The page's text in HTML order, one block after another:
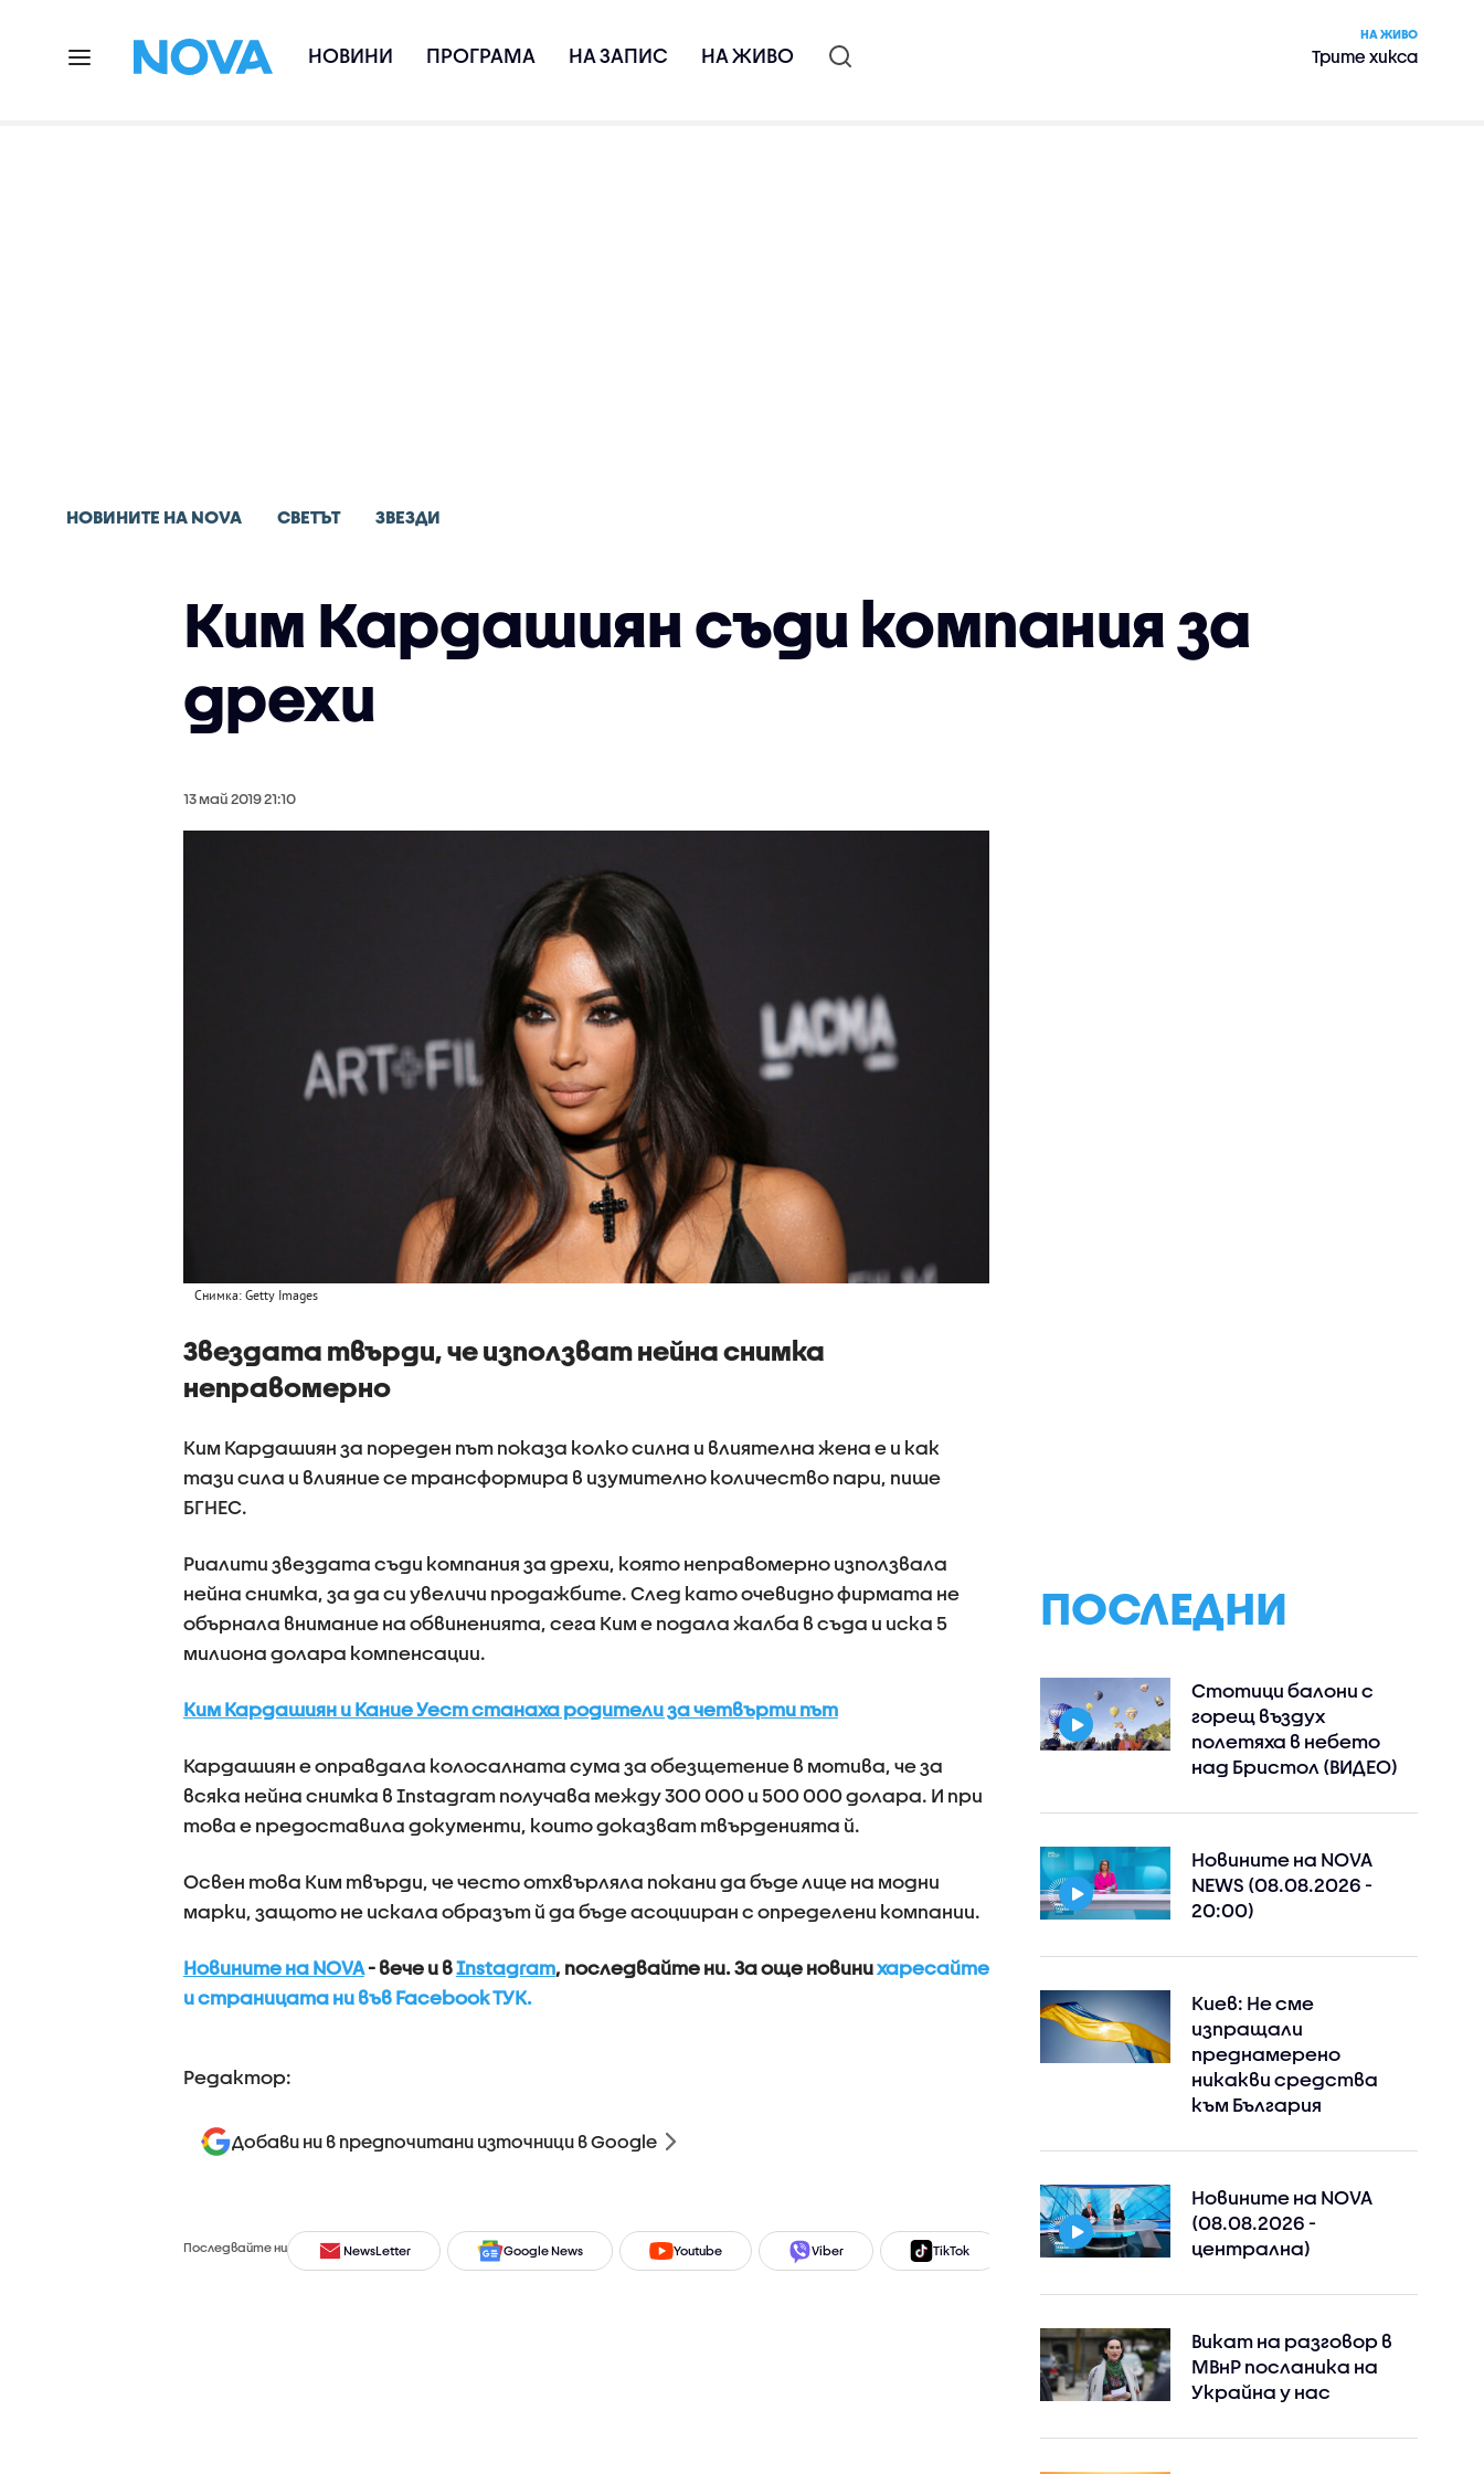
НОВИНИ ПРОГРАМА НА ЗАПИС НА ЖИВО
НА ЖИВО
Трите хикса
НОВИНИТЕ НА NOVA СВЕТЪТ ЗВЕЗДИ
Ким Кардашиян съди компания за
дрехи
13 май 2019 21:10
Снимка: Getty Images
Звездата твърди, че използват нейна снимка
неправомерно
Ким Кардашиян за пореден път показа колко силна и влиятелна жена е и как
тази сила и влияние се трансформира в изумително количество пари, пише
БГНЕС.
Риалити звездата съди компания за дрехи, която неправомерно използвала
нейна снимка, за да си увеличи продажбите. След като очевидно фирмата не
обърнала внимание на обвиненията, сега Ким е подала жалба в съда и иска 5
милиона долара компенсации.
Ким Кардашиян и Кание Уест станаха родители за четвърти път
Кардашиян е оправдала колосалната сума за обезщетение в мотива, че за
всяка нейна снимка в Instagram получава между 300 000 и 500 000 долара. И при
това е предоставила документи, които доказват твърденията й.
Освен това Ким твърди, че често отхвърляла покани да бъде лице на модни
марки, защото не искала образът й да бъде асоцииран с определени компании.
Новините на NOVA- вече и вInstagram, последвайте ни.За още новинихаресайте
и страницата ни във Facebook ТУК.
Редактор:
Добави ни в предпочитани източници в Google
Последвайте ни NewsLetter Google News Youtube Viber TikTok Instagram Facebook
ПОСЛЕДНИ
Стотици балони с
горещ въздух
полетяха в небето
над Бристол (ВИДЕО)
Новините на NOVA
NEWS (08.08.2026 -
20:00)
Киев: Не сме
изпращали
преднамерено
никакви средства
към България
Новините на NOVA
(08.08.2026 -
централна)
Викат на разговор в
МВнР посланика на
Украйна у нас